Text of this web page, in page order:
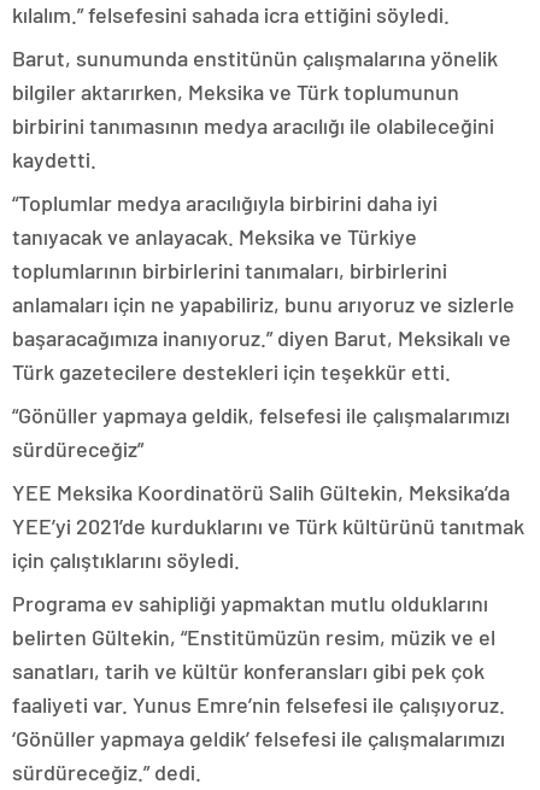
kılalım.” felsefesini sahada icra ettiğini söyledi.
Barut, sunumunda enstitünün çalışmalarına yönelik
bilgiler aktarırken, Meksika ve Türk toplumunun
birbirini tanımasının medya aracılığı ile olabileceğini
kaydetti.
“Toplumlar medya aracılığıyla birbirini daha iyi
tanıyacak ve anlayacak. Meksika ve Türkiye
toplumlarının birbirlerini tanımaları, birbirlerini
anlamaları için ne yapabiliriz, bunu arıyoruz ve sizlerle
başaracağımıza inanıyoruz.” diyen Barut, Meksikalı ve
Türk gazetecilere destekleri için teşekkür etti.
“Gönüller yapmaya geldik, felsefesi ile çalışmalarımızı
sürdüreceğiz”
YEE Meksika Koordinatörü Salih Gültekin, Meksika’da
YEE’yi 2021’de kurduklarını ve Türk kültürünü tanıtmak
için çalıştıklarını söyledi.
Programa ev sahipliği yapmaktan mutlu olduklarını
belirten Gültekin, “Enstitümüzün resim, müzik ve el
sanatları, tarih ve kültür konferansları gibi pek çok
faaliyeti var. Yunus Emre’nin felsefesi ile çalışıyoruz.
‘Gönüller yapmaya geldik’ felsefesi ile çalışmalarımızı
sürdüreceğiz.” dedi.